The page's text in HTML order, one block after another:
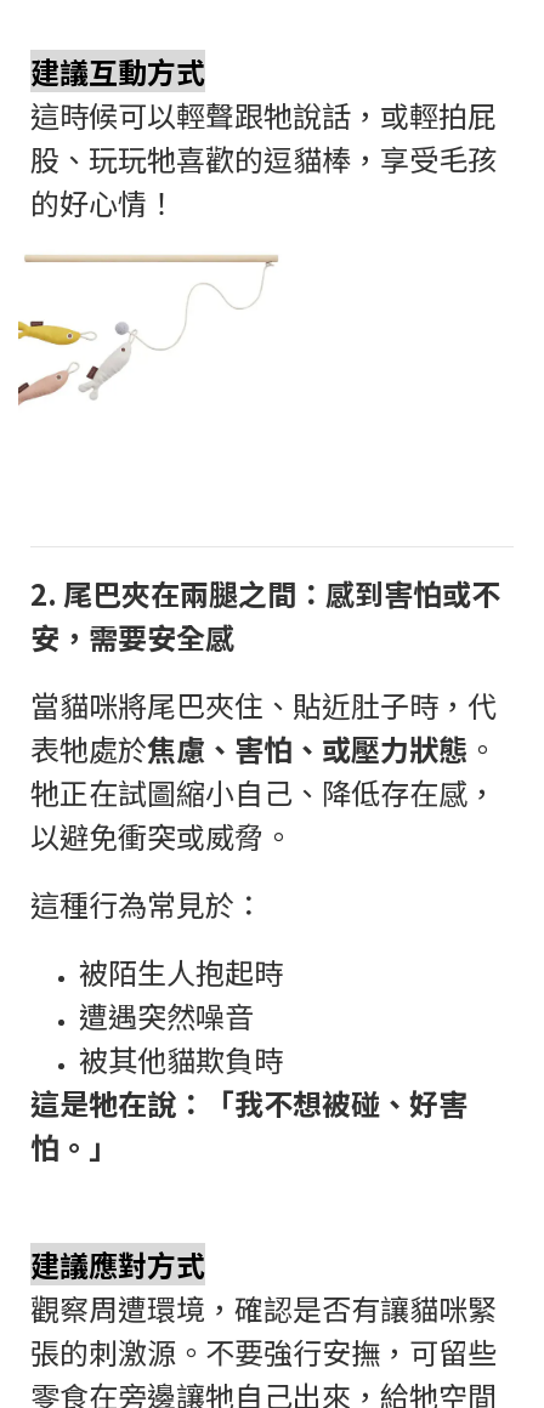
建議互動方式
這時候可以輕聲跟牠說話，或輕拍屁
股、玩玩牠喜歡的逗貓棒，享受毛孩
的好心情！
2. 尾巴夾在兩腿之間：感到害怕或不
安，需要安全感
當貓咪將尾巴夾住、貼近肚子時，代
表牠處於焦慮、害怕、或壓力狀態 。
牠正在試圖縮小自己、降低存在感，
以避免衝突或威脅。
這種行為常見於：
被陌生人抱起時
遭遇突然噪音
被其他貓欺負時
這是牠在說：「我不想被碰、好害
怕。」
建議應對方式
觀察周遭環境，確認是否有讓貓咪緊
張的刺激源。不要強行安撫，可留些
零食在旁邊讓牠自己出來，給牠空間